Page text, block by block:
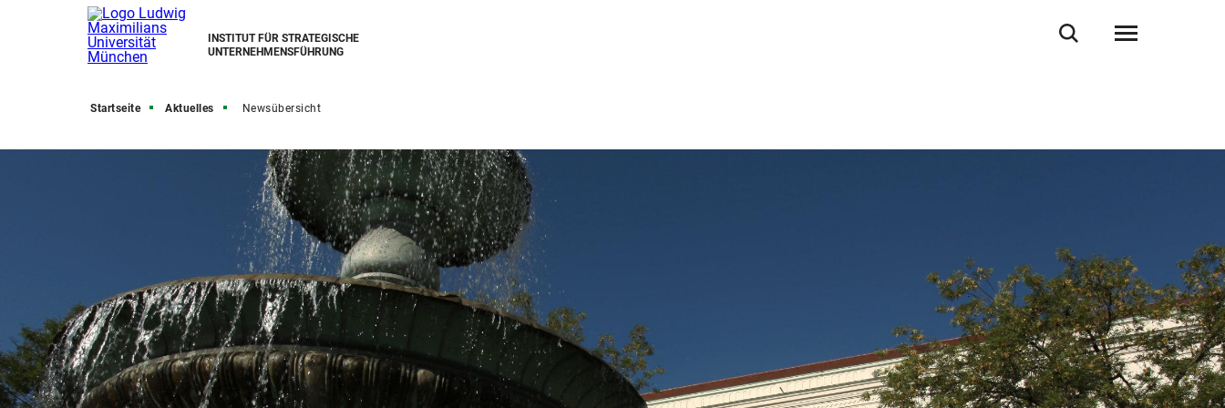
INSTITUT FÜR STRATEGISCHE
UNTERNEHMENSFÜHRUNG
Startseite Aktuelles Newsübersicht